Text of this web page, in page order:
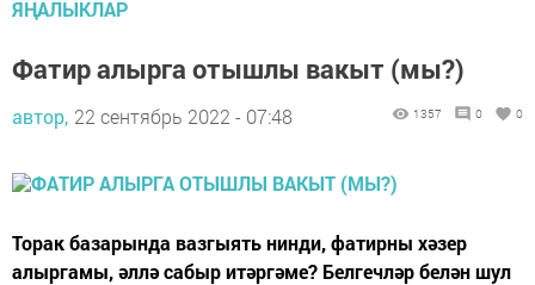
ЯҢАЛЫКЛАР
Фатир алырга отышлы вакыт (мы?)
автор, 22 сентябрь 2022 - 07:48 1357 0 0
Торак базарында вазгыять нинди, фатирны хәзер
алыргамы, әллә сабыр итәргәме? Белгечләр белән шул